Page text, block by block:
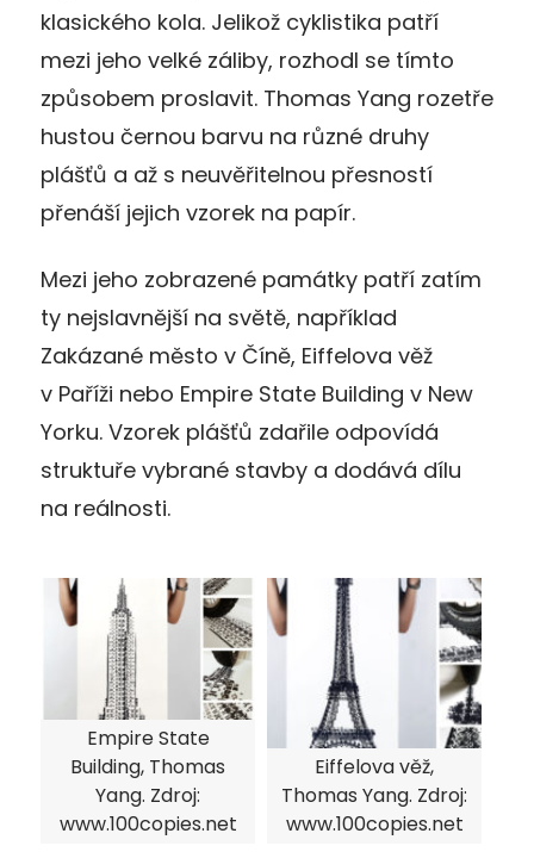
klasického kola. Jelikož cyklistika patří
mezi jeho velké záliby, rozhodl se tímto
způsobem proslavit. Thomas Yang rozetře
hustou černou barvu na různé druhy
plášťů a až s neuvěřitelnou přesností
přenáší jejich vzorek na papír.
Mezi jeho zobrazené památky patří zatím
ty nejslavnější na světě, například
Zakázané město v Číně, Eiffelova věž
v Paříži nebo Empire State Building v New
Yorku. Vzorek plášťů zdařile odpovídá
struktuře vybrané stavby a dodává dílu
na reálnosti.
Empire State
Building, Thomas
Yang. Zdroj:
www.100copies.net
Eiffelova věž,
Thomas Yang. Zdroj:
www.100copies.net